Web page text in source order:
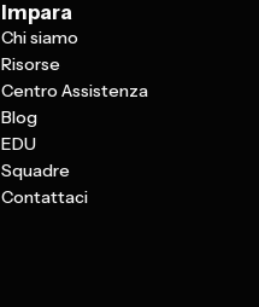
Impara
Chi siamo
Risorse
Centro Assistenza
Blog
EDU
Squadre
Contattaci